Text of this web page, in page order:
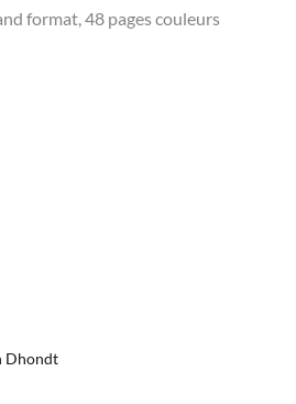
format, 48 pages couleurs
Dhondt